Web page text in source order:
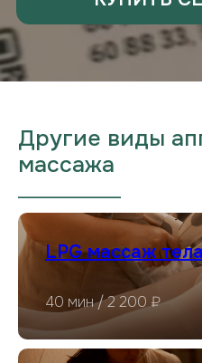
Другие виды
массажа
___________________
LPG массаж
40 мин / 2 200 ₽